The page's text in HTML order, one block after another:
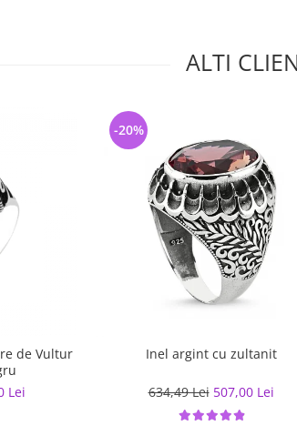
ALTI
de Vultur
Lei
Inel argint cu zultanit
634,49 Lei 507,00 Lei
-20%